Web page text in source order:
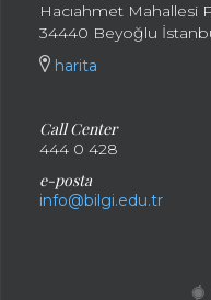
Hacıahmet Mahallesi
34440 Beyoğlu
harita
Call Center
444 0 428
e-posta
info@bilgi.edu.tr